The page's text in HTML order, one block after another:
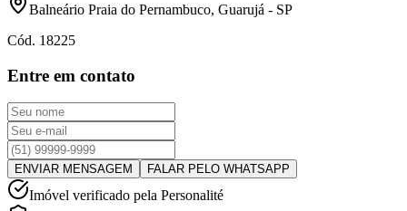
Balneário Praia do Pernambuco, Guarujá - SP
Cód. 18225
Entre em contato
ENVIAR MENSAGEM FALAR PELO WHATSAPP
Imóvel verificado pela Personalité